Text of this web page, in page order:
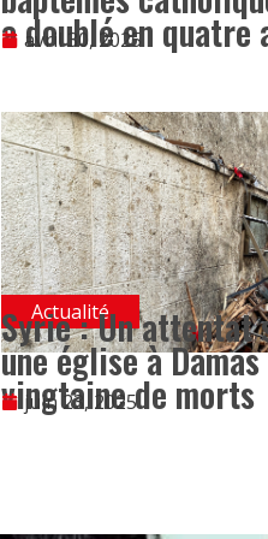
a doublé en quatre
avril 30, 2025
Actualité
Syrie : Un attentat
une église à
vingtaine de morts
juin 23, 2025